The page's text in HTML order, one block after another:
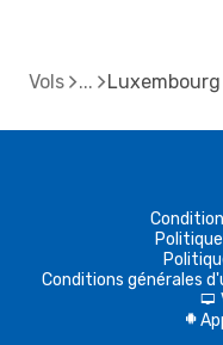
Vols
Conditions générales
d
A